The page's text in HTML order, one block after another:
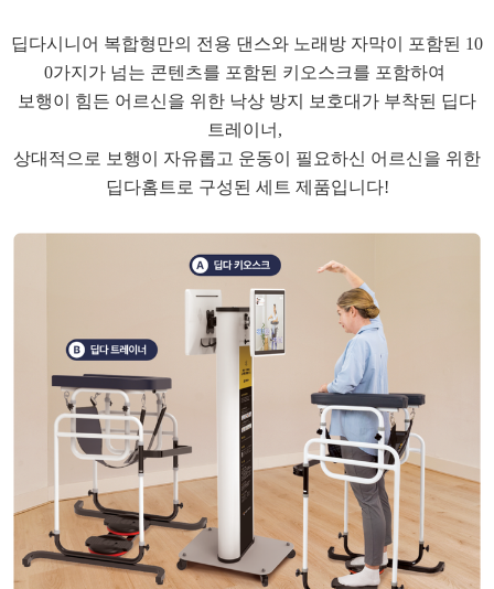
딥다시니어 복합형만의 전용 댄스와 노래방 자막이 포함된 ​10
0가지가 넘는 콘텐츠를 포함된 키오스크를 포함하여
보행이 힘든 어르신을 위한 낙상 방지 보호대가 부착된 딥다
트레이너,
상대적으로 보행이 자유롭고 운동이 필요하신 어르신을 위한
딥다홈트로 구성된 세트 제품입니다!